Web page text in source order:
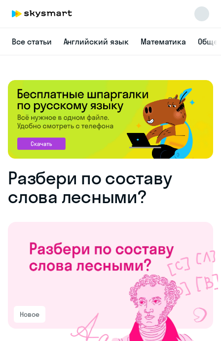
Все статьи Английский язык Математика
Разбери по составу
слова лесными?
Новое